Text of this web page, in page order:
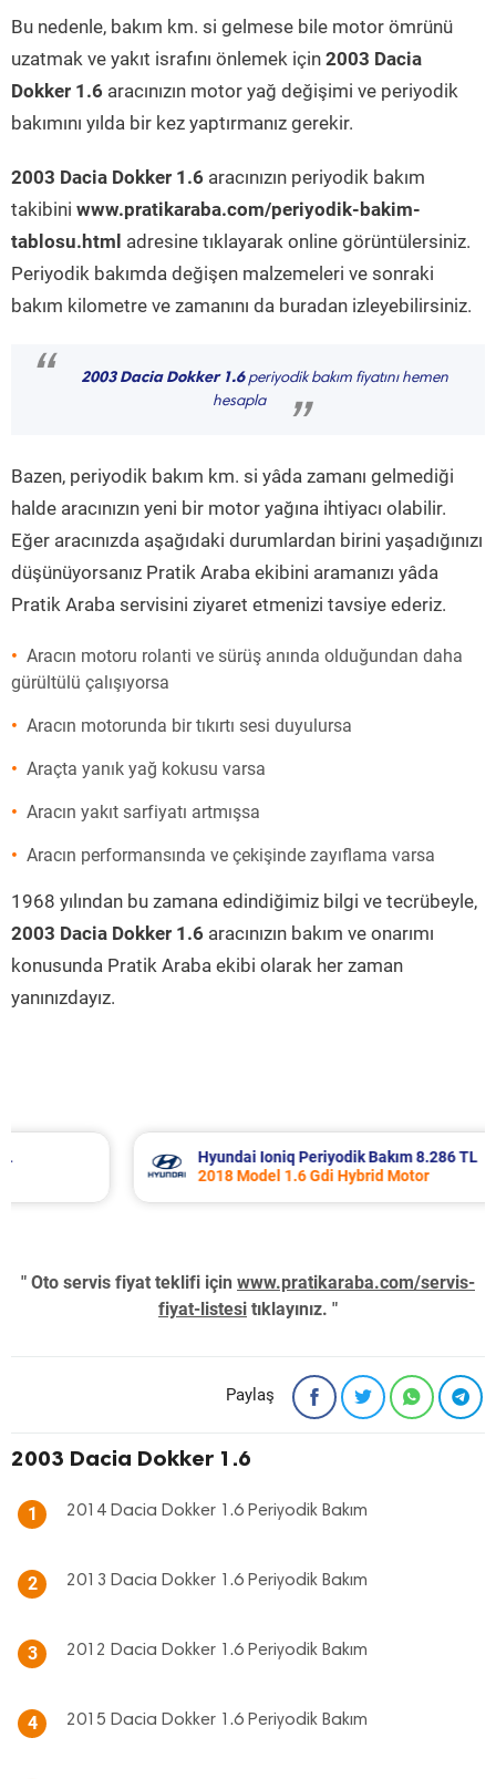
Bu nedenle, bakım km. si gelmese bile motor ömrünü
uzatmak ve yakıt israfını önlemek için 2003 Dacia
Dokker 1.6 aracınızın motor yağ değişimi ve periyodik
bakımını yılda bir kez yaptırmanız gerekir.
2003 Dacia Dokker 1.6 aracınızın periyodik bakım
takibini www.pratikaraba.com/periyodik-bakim-
tablosu.html adresine tıklayarak online görüntülersiniz.
Periyodik bakımda değişen malzemeleri ve sonraki
bakım kilometre ve zamanını da buradan izleyebilirsiniz.
“ 2003 Dacia Dokker 1.6periyodik bakım fiyatını hemen
hesapla
”
Bazen, periyodik bakım km. si yâda zamanı gelmediği
halde aracınızın yeni bir motor yağına ihtiyacı olabilir.
Eğer aracınızda aşağıdaki durumlardan birini yaşadığınızı
düşünüyorsanız Pratik Araba ekibini aramanızı yâda
Pratik Araba servisini ziyaret etmenizi tavsiye ederiz.
Aracın motoru rolanti ve sürüş anında olduğundan daha
gürültülü çalışıyorsa
Aracın motorunda bir tıkırtı sesi duyulursa
Araçta yanık yağ kokusu varsa
Aracın yakıt sarfiyatı artmışsa
Aracın performansında ve çekişinde zayıflama varsa
1968 yılından bu zamana edindiğimiz bilgi ve tecrübeyle,
2003 Dacia Dokker 1.6 aracınızın bakım ve onarımı
konusunda Pratik Araba ekibi olarak her zaman
yanınızdayız.
Hyundai Ioniq Periyodik Bakım 8.286 TL
2018 Model 1.6 Gdi Hybrid Motor
" Oto servis fiyat teklifi için www.pratikaraba.com/servis-
fiyat-listesi tıklayınız. "
Paylaş
2003 Dacia Dokker 1.6
1 2014 Dacia Dokker 1.6 Periyodik Bakım
2 2013 Dacia Dokker 1.6 Periyodik Bakım
3 2012 Dacia Dokker 1.6 Periyodik Bakım
4 2015 Dacia Dokker 1.6 Periyodik Bakım